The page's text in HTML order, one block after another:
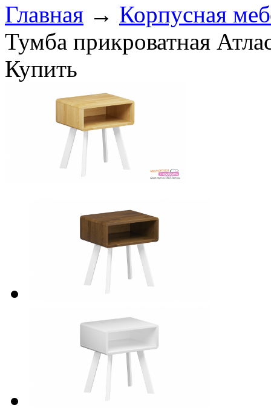
Главная → Корпусная
Тумба прикроватная
Купить